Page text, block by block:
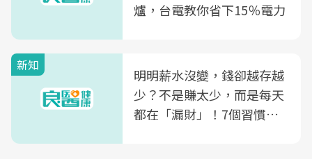
爐，台電教你省下15％電力
新知
明明薪水沒變，錢卻越存越
少？不是賺太少，而是每天
都在「漏財」！7個習慣一